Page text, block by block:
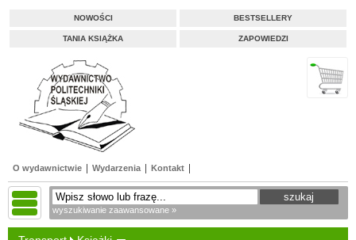
NOWOŚCI BESTSELLERY
TANIA KSIĄŻKA ZAPOWIEDZI
O wydawnictwie Wydarzenia Kontakt
wyszukiwanie zaawansowane »